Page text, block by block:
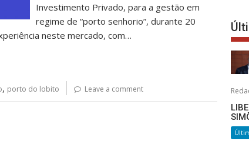
Investimento Privado, para a gestão em
regime de “porto senhorio”, durante 20
neste mercado, com…
, porto do lobito Leave a comment